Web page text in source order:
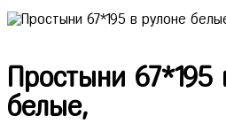
Простыни 67*195
белые,